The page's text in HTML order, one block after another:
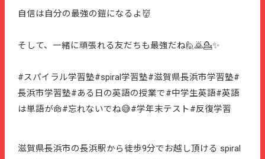
自信は自分の最強の鎧になるよ👹
そして、一緒に頑張れる友だちも最強だね🙋🙇💁✨
#スパイラル学習塾#spiral学習塾#滋賀県長浜市学習塾#
長浜市学習塾#ある日の英語の授業で#中学生英語#英語
は単語が命#忘れないでね😅#学年末テスト#反復学習
滋賀県長浜市の長浜駅から徒歩9分でお越し頂ける spiral